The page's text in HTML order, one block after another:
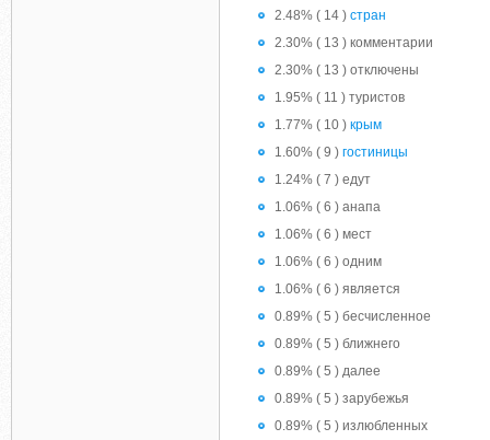
2.48% ( 14 ) стран
2.30% ( 13 ) комментарии
2.30% ( 13 ) отключены
1.95% ( 11 ) туристов
1.77% ( 10 ) крым
1.60% ( 9 ) гостиницы
1.24% ( 7 ) едут
1.06% ( 6 ) анапа
1.06% ( 6 ) мест
1.06% ( 6 ) одним
1.06% ( 6 ) является
0.89% ( 5 ) бесчисленное
0.89% ( 5 ) ближнего
0.89% ( 5 ) далее
0.89% ( 5 ) зарубежья
0.89% ( 5 ) излюбленных